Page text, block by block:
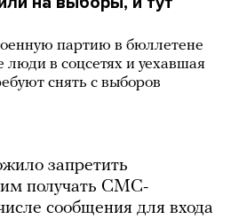
партию в бюллетене
в соцсетях и уехавшая
снять с выборов
запретить
получать СМС-
сообщения для входа